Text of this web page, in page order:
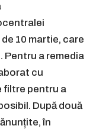
10 martie, care
Pentru a remedia
cu
filtre pentru a
După două
în